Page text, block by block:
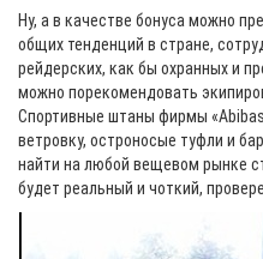
Ну, а в качестве бонуса можно
общих тенденций в стране,
рейдерских, как бы охранных и
можно порекомендовать
Спортивные штаны фирмы
ветровку, остроносые туфли и
найти на любой вещевом рынке
будет реальный и чоткий,